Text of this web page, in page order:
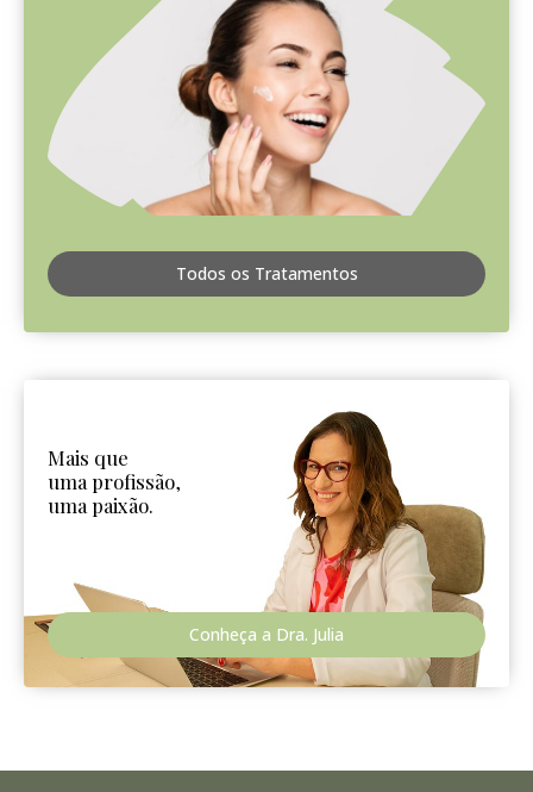
Todos os Tratamentos
Mais que
uma profissão,
uma paixão.
Conheça a Dra. Julia